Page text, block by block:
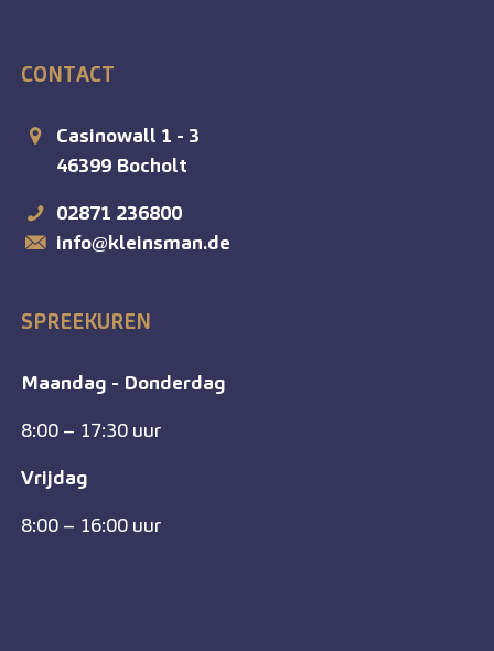
CONTACT
Casinowall 1 - 3
46399 Bocholt
02871 236800
info@kleinsman.de
SPREEKUREN
Maandag - Donderdag
8:00 – 17:30 uur
Vrijdag
8:00 – 16:00 uur